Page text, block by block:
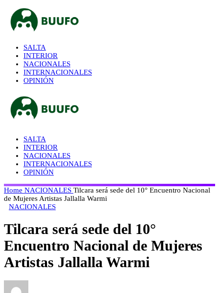
SALTA
INTERIOR
NACIONALES
INTERNACIONALES
OPINIÓN
SALTA
INTERIOR
NACIONALES
INTERNACIONALES
OPINIÓN
Home NACIONALES Tilcara será sede del 10° Encuentro Nacional
de Mujeres Artistas Jallalla Warmi
NACIONALES
Tilcara será sede del 10°
Encuentro Nacional de Mujeres
Artistas Jallalla Warmi